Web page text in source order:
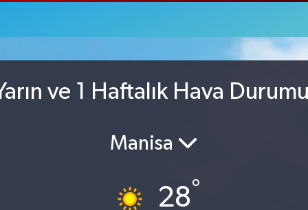
ve 1 Haftalık Hava
Manisa
28°